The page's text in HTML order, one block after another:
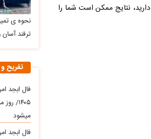
نتایج ممکن است شما را
نحوه ی
ترفند آسان
تفریح
۱۴۰۵/
میشود